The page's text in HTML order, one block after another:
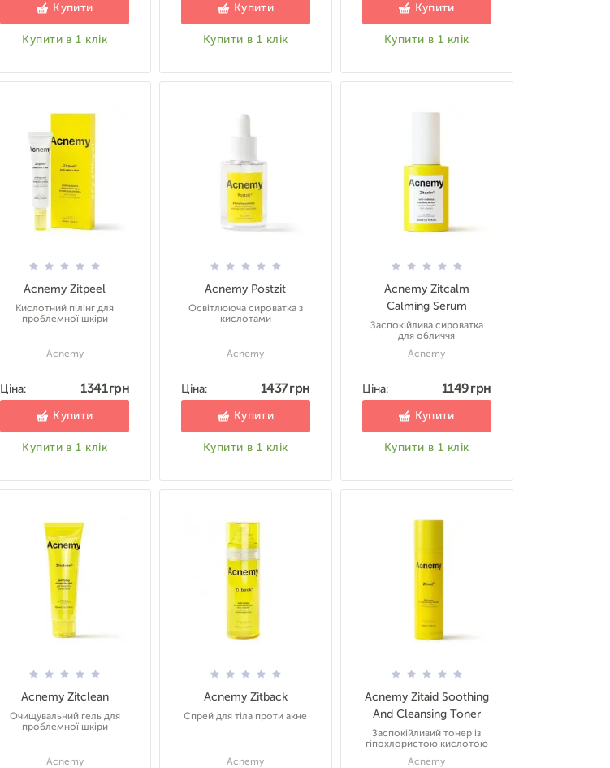
Купити
Купити в 1 клік
Купити
Купити в 1 клік
Купити
Купити в 1 клік
Acnemy Zitpeel
Кислотний пілінг для
проблемної шкіри
Acnemy
Ціна: 1341 грн
Купити
Купити в 1 клік
Acnemy Postzit
Освітлююча сироватка з
кислотами
Acnemy
Ціна: 1437 грн
Купити
Купити в 1 клік
Acnemy Zitcalm
Calming Serum
Заспокійлива сироватка
для обличчя
Acnemy
Ціна: 1149 грн
Купити
Купити в 1 клік
Acnemy Zitclean
Очищувальний гель для
проблемної шкіри
Acnemy
Acnemy Zitback
Спрей для тіла проти акне
Acnemy
Acnemy Zitaid Soothing
And Cleansing Toner
Заспокійливий тонер із
гіпохлористою кислотою
Acnemy